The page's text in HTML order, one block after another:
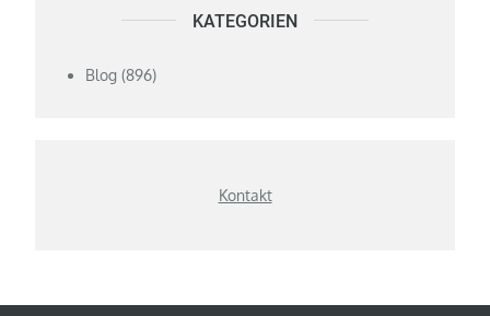
KATEGORIEN
Blog (896)
Kontakt